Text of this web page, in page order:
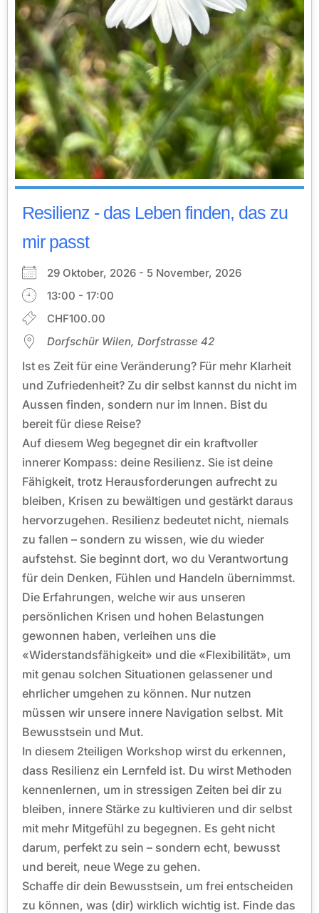
Resilienz - das Leben finden, das zu
mir passt
29 Oktober, 2026 - 5 November, 2026
13:00 - 17:00
CHF100.00
Dorfschür Wilen, Dorfstrasse 42
Ist es Zeit für eine Veränderung? Für mehr Klarheit
und Zufriedenheit? Zu dir selbst kannst du nicht im
Aussen finden, sondern nur im Innen. Bist du
bereit für diese Reise?
Auf diesem Weg begegnet dir ein kraftvoller
innerer Kompass: deine Resilienz. Sie ist deine
Fähigkeit, trotz Herausforderungen aufrecht zu
bleiben, Krisen zu bewältigen und gestärkt daraus
hervorzugehen. Resilienz bedeutet nicht, niemals
zu fallen – sondern zu wissen, wie du wieder
aufstehst. Sie beginnt dort, wo du Verantwortung
für dein Denken, Fühlen und Handeln übernimmst.
Die Erfahrungen, welche wir aus unseren
persönlichen Krisen und hohen Belastungen
gewonnen haben, verleihen uns die
«Widerstandsfähigkeit» und die «Flexibilität», um
mit genau solchen Situationen gelassener und
ehrlicher umgehen zu können. Nur nutzen
müssen wir unsere innere Navigation selbst. Mit
Bewusstsein und Mut.
In diesem 2teiligen Workshop wirst du erkennen,
dass Resilienz ein Lernfeld ist. Du wirst Methoden
kennenlernen, um in stressigen Zeiten bei dir zu
bleiben, innere Stärke zu kultivieren und dir selbst
mit mehr Mitgefühl zu begegnen. Es geht nicht
darum, perfekt zu sein – sondern echt, bewusst
und bereit, neue Wege zu gehen.
Schaffe dir dein Bewusstsein, um frei entscheiden
zu können, was (dir) wirklich wichtig ist. Finde das